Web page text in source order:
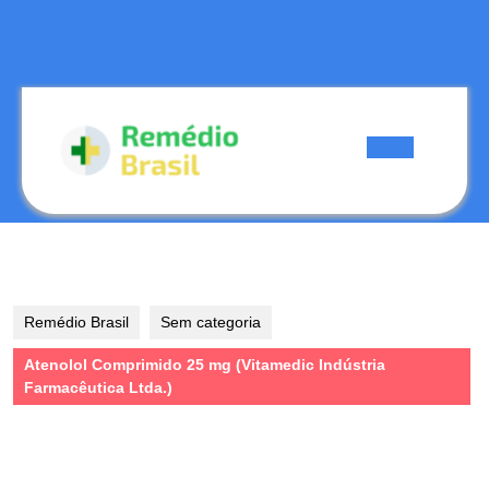
Remédio Brasil Sem categoria
Atenolol Comprimido 25 mg (Vitamedic Indústria
Farmacêutica Ltda.)